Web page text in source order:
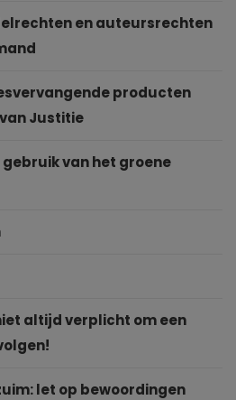
en auteursrechten
producten
Justitie
van het groene
altijd verplicht om een
let op bewoordingen